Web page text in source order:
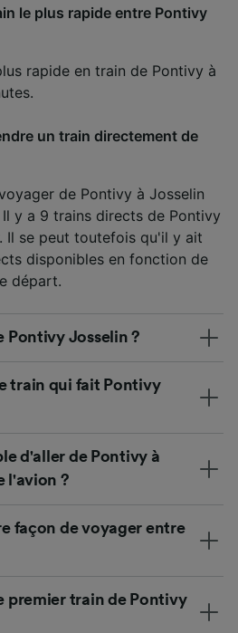
le plus rapide entre Pontivy
rapide en train de Pontivy à
un train directement de
de Pontivy à Josselin
y a 9 trains directs de Pontivy
Il se peut toutefois qu'il y ait
disponibles en fonction de
départ.
Pontivy Josselin ?
train qui fait Pontivy
d'aller de Pontivy à
l'avion ?
façon de voyager entre
premier train de Pontivy